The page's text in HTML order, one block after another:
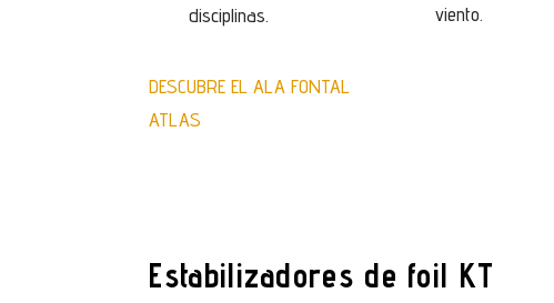
disciplinas.
DESCUBRE EL ALA FONTAL
ATLAS
viento.
Estabilizadores de foil KT